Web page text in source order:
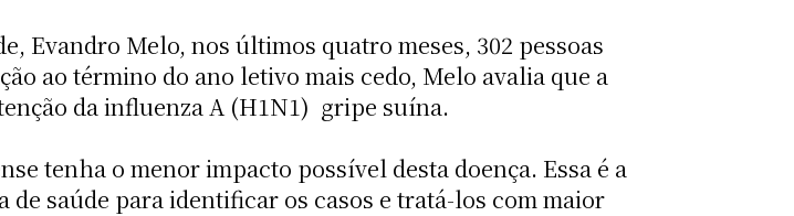
Evandro Melo, nos últimos quatro meses, 302 pessoas
ao término do ano letivo mais cedo, Melo avalia que a
da influenza A (H1N1)  gripe suína.
tenha o menor impacto possível desta doença. Essa é a
saúde para identificar os casos e tratá-los com maior